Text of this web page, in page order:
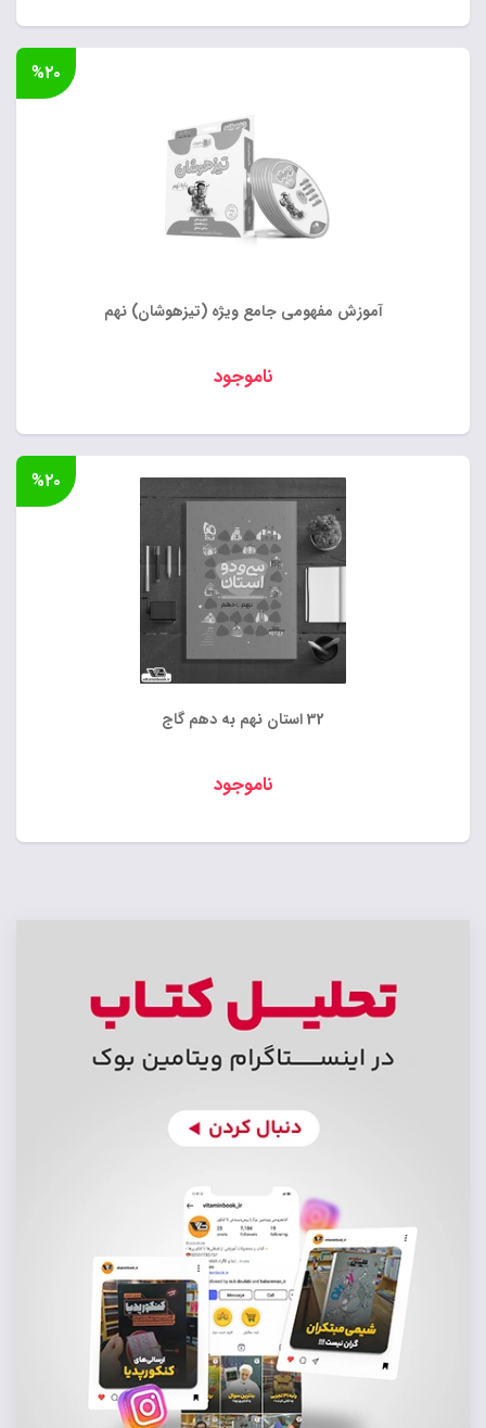
آموزش مفهومی جامع ویژه (تیزهوشان) نهم
ناموجود
%۲۰
32 استان نهم به دهم گاج
ناموجود
%۲۰